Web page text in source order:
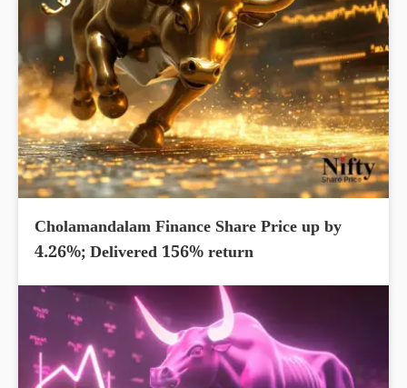
Cholamandalam Finance Share Price up by
4.26%; Delivered 156% return